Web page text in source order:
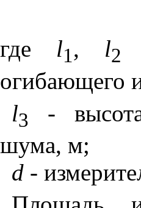
где l1, l2
огибающего
l3
-
шума, м;
d-